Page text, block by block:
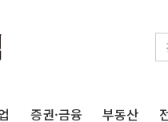
증권·금융 부동산